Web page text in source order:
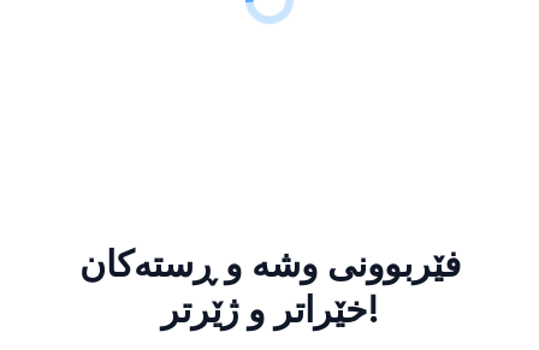
فێربوونی وشە و ڕستەکان
خێراتر و ژێرتر!